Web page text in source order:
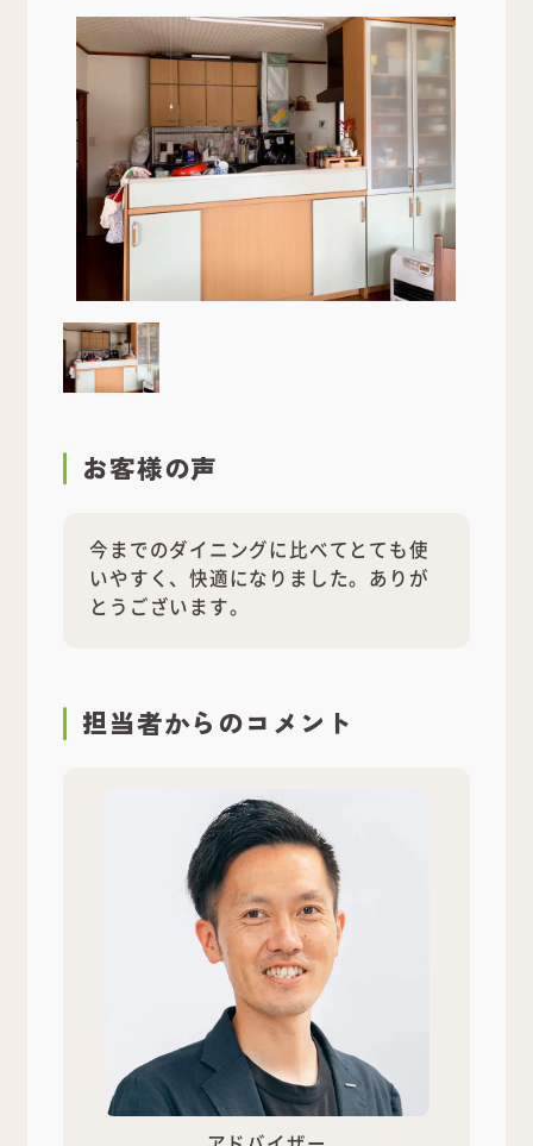
お客様の声
今までのダイニングに比べてとても使
いやすく、快適になりました。ありが
とうございます。
担当者からのコメント